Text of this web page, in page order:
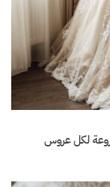
لكل عروس